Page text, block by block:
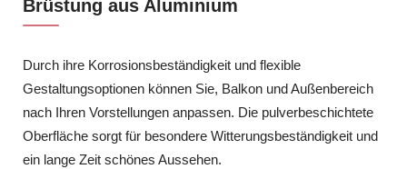
Brüstung aus Aluminium
Durch ihre Korrosionsbeständigkeit und flexible
Gestaltungsoptionen können Sie, Balkon und Außenbereich
nach Ihren Vorstellungen anpassen. Die pulverbeschichtete
Oberfläche sorgt für besondere Witterungsbeständigkeit und
ein lange Zeit schönes Aussehen.